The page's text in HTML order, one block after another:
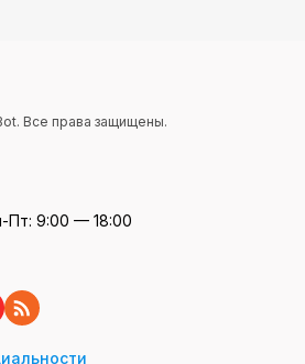
Все права защищены.
Пт: 9:00 — 18:00